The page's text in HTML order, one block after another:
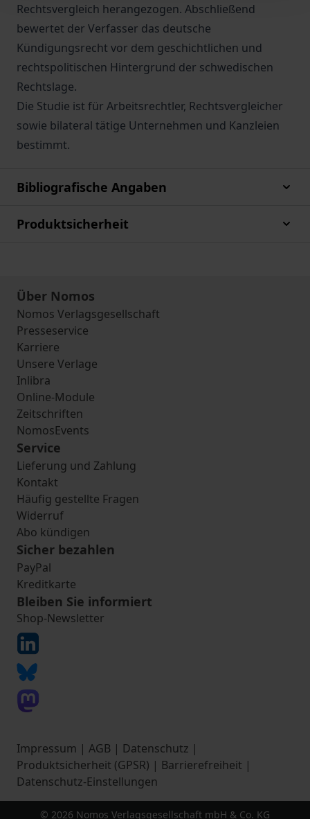
Rechtsvergleich herangezogen. Abschließend
bewertet der Verfasser das deutsche
Kündigungsrecht vor dem geschichtlichen und
rechtspolitischen Hintergrund der schwedischen
Rechtslage.
Die Studie ist für Arbeitsrechtler, Rechtsvergleicher
sowie bilateral tätige Unternehmen und Kanzleien
bestimmt.
Bibliografische Angaben
Produktsicherheit
Über Nomos
Nomos Verlagsgesellschaft
Presseservice
Karriere
Unsere Verlage
Inlibra
Online-Module
Zeitschriften
NomosEvents
Service
Lieferung und Zahlung
Kontakt
Häufig gestellte Fragen
Widerruf
Abo kündigen
Sicher bezahlen
PayPal
Kreditkarte
Bleiben Sie informiert
Shop-Newsletter
Impressum | AGB | Datenschutz |
Produktsicherheit (GPSR) | Barrierefreiheit |
Datenschutz-Einstellungen
© 2026 Nomos Verlagsgesellschaft mbH & Co. KG